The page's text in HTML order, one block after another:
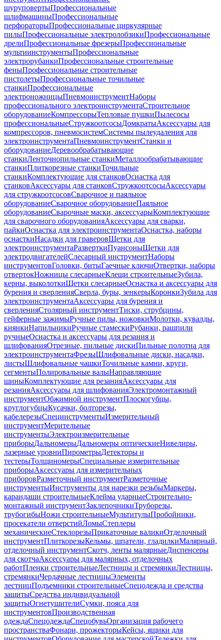
шуруповертыПрофессиональные
шлифмашиныПрофессиональные
перфораторыПрофессиональные циркулярные
пилыПрофессиональные электролобзикиПрофессиональные
дрелиПрофессиональные фрезерыПрофессиональные
мультиинструментыПрофессиональные
электрорубанкиПрофессиональные строительные
феныПрофессиональные строительные
пистолетыПрофессиональные точильные
станкиПрофессиональные
электроножницыПневмоинструментНаборы
профессионального электроинструментаСтроительное
оборудованиеКомпрессорыТепловые пушкиПылесосы
профессиональныеСтружкоотсосыДомкратыАксессуары для
компрессоров, пневмосистемСистемы пылеудаления для
электроинструментаПневмоинструментСтанки и
оборудованиеДеревообрабатывающие
станкиЛенточнопильные станкиМеталлообрабатывающие
станкиПлиткорезные станкиТочильные
станкиКомплектующие для станковОснастка для
станковАксессуары для станковСтружкоотсосыАксессуары
для стружкоотсосовСварочное и паяльное
оборудованиеСварочное оборудованиеПаяльное
оборудованиеСварочные маски, аксессуарыКомплектующие
для сварочного оборудованияАксессуары для сварки,
пайкиОснастка для электроинструментаОснастка, наборы
оснасткиНасадки для граверовЩетки для
электроинструментаРазверткиПуансоныЩетки для
электродвигателейСлесарный инструментНаборы
инструментовГоловки, битыГаечные ключиОтвертки, наборы
отвертокНожницы слесарныеКлещи строительныеЗубила,
керны, выколоткиЩетки слесарныеОснастка и аксессуары для
бурения и сверленияСверла, буры, зенкерыКоронкиЗубила для
электроинструментаАксессуары для бурения и
сверленияСтолярный инструментТиски, струбцины,
гейферные зажимыРучные пилы, ножовкиМолотки, кувалды,
киянкиНапильникиРучные стамескиРубанки, рашпили
ручныеОснастка и аксессуары для резания и
шлифованияОтрезные, пильные дискиПильные полотна для
электроинструментаФрезыШлифовальные диски, насадки,
листыШлифовальные чашкиТочильные камни, круги,
сегментыПолировальные валыНаправляющие
шиныКомплектующие для резанияАксессуары для
резанияАксессуары для шлифованияЭлектромонтажный
инструментОбжимной инструментПлоскогубцы,
круглогубцыКусачки, болторезы,
кабелерезыСпецинструментыИзмерительный
инструментМерительные
инструментыЭлектроизмерительные
приборыДальномерыДальномеры оптическиеНивелиры,
лазерные уровниПирометрыДетекторы и
тестерыТолщиномерыСпециальные измерительные
приборыАксессуары для измерительных
приборовРазметочный инструментРазметочные
инструментыИнструменты для нарезки резьбыМаркеры,
карандаши строительныеКлейма ударныеСтроительно-
монтажный инструментЗаклепочникиТруборезы,
трубогибыНожи строительныеМультитулыПробойники,
просекатели отверстийЛомыСтеплеры
механическиеСтеклорезыПрикаточные валикиОтделочный
инструментПлиткорезыКельмы, шпатели, гладилкиМалярный,
отделочный инструментСкотч, ленты малярныеДиспенсеры
для скотчаАксессуары для малярных, отделочных
работПленки строительныеЛестницы и стремянкиЛестницы,
стремянкиЧердачные лестницыЭлементы
лестницПодъемники строительныеСпецодежда и средства
защитыСредства индивидуальной
защитыОгнетушителиСумки, пояса для
инструментовПроизводственная
одеждаСпецодеждаСпецобувьОрганизация рабочего
пространстваФонари, прожекторыКейсы, ящики для